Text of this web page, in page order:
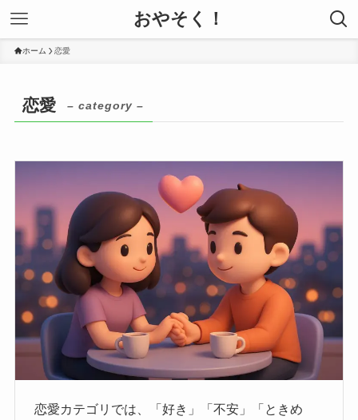
おやそく！
ホーム 恋愛
恋愛 – category –
恋愛カテゴリでは、「好き」「不安」「ときめ